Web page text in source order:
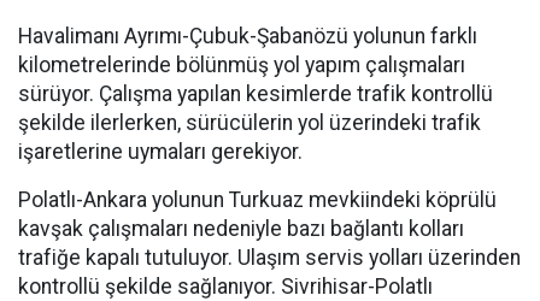
Havalimanı Ayrımı-Çubuk-Şabanözü yolunun farklı
kilometrelerinde bölünmüş yol yapım çalışmaları
sürüyor. Çalışma yapılan kesimlerde trafik kontrollü
şekilde ilerlerken, sürücülerin yol üzerindeki trafik
işaretlerine uymaları gerekiyor.
Polatlı-Ankara yolunun Turkuaz mevkiindeki köprülü
kavşak çalışmaları nedeniyle bazı bağlantı kolları
trafiğe kapalı tutuluyor. Ulaşım servis yolları üzerinden
kontrollü şekilde sağlanıyor. Sivrihisar-Polatlı